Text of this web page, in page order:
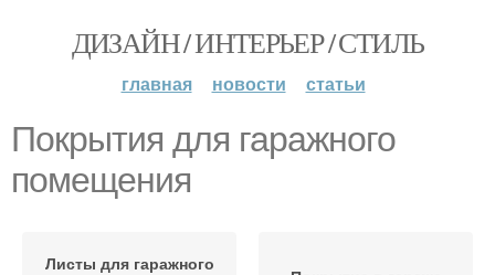
ДИЗАЙН / ИНТЕРЬЕР / СТИЛЬ
главная новости статьи
Покрытия для гаражного
помещения
Листы для гаражного